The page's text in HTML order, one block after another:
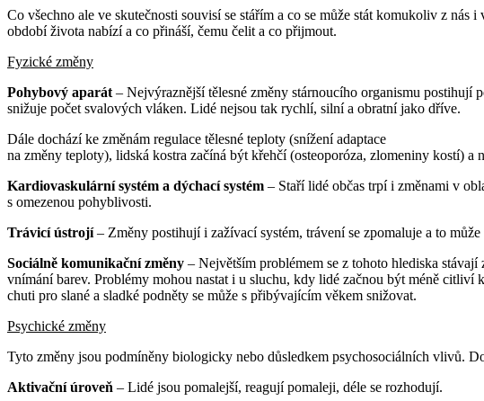
Co všechno ale ve skutečnosti souvisí se stářím a co se může stát komukoliv z
období života nabízí a co přináší, čemu čelit a co přijmout.
Fyzické změny
Pohybový aparát – Nejvýraznější tělesné změny stárnoucího organismu
snižuje počet svalových vláken. Lidé nejsou tak rychlí, silní a obratní jako dříve.
Dále dochází ke změnám regulace tělesné teploty (snížení adaptace
na změny teploty), lidská kostra začíná být křehčí (osteoporóza, zlomeniny kostí)
Kardiovaskulární systém a dýchací systém – Staří lidé občas trpí i změnami v
s omezenou pohyblivosti.
Trávicí ústrojí– Změny postihují i zažívací systém, trávení se zpomaluje a to
Sociálně komunikační změny – Největším problémem se z tohoto hlediska
vnímání barev. Problémy mohou nastat i u sluchu, kdy lidé začnou být méně
chuti pro slané a sladké podněty se může s přibývajícím věkem snižovat.
Psychické změny
Tyto změny jsou podmíněny biologicky nebo důsledkem psychosociálních vlivů.
Aktivační úroveň – Lidé jsou pomalejší, reagují pomaleji, déle se rozhodují.